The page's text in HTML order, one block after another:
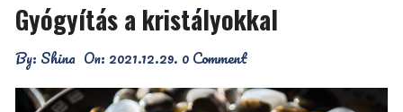
Gyógyítás a kristályokkal
By: Shina On: 2021.12.29. 0 Comment